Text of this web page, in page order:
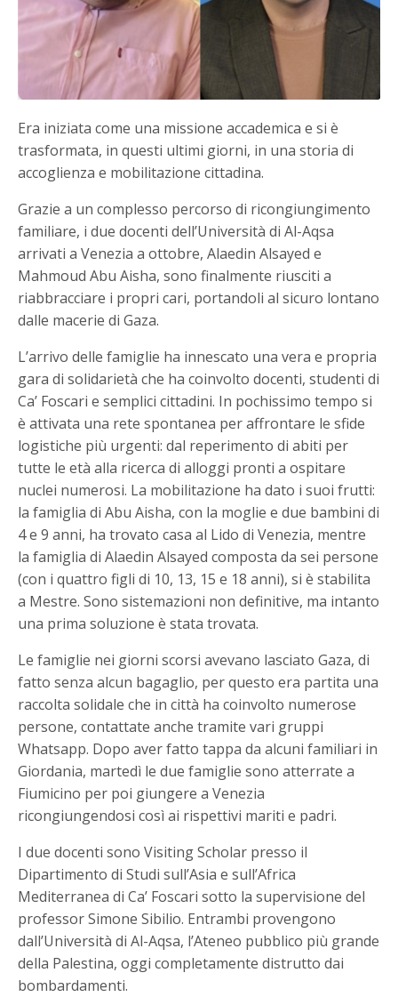
Era iniziata come una missione accademica e si è
trasformata, in questi ultimi giorni, in una storia di
accoglienza e mobilitazione cittadina.
Grazie a un complesso percorso di ricongiungimento
familiare, i due docenti dell’Università di Al-Aqsa
arrivati a Venezia a ottobre, Alaedin Alsayed e
Mahmoud Abu Aisha, sono finalmente riusciti a
riabbracciare i propri cari, portandoli al sicuro lontano
dalle macerie di Gaza.
L’arrivo delle famiglie ha innescato una vera e propria
gara di solidarietà che ha coinvolto docenti, studenti di
Ca’ Foscari e semplici cittadini. In pochissimo tempo si
è attivata una rete spontanea per affrontare le sfide
logistiche più urgenti: dal reperimento di abiti per
tutte le età alla ricerca di alloggi pronti a ospitare
nuclei numerosi. La mobilitazione ha dato i suoi frutti:
la famiglia di Abu Aisha, con la moglie e due bambini di
4 e 9 anni, ha trovato casa al Lido di Venezia, mentre
la famiglia di Alaedin Alsayed composta da sei persone
(con i quattro figli di 10, 13, 15 e 18 anni), si è stabilita
a Mestre. Sono sistemazioni non definitive, ma intanto
una prima soluzione è stata trovata.
Le famiglie nei giorni scorsi avevano lasciato Gaza, di
fatto senza alcun bagaglio, per questo era partita una
raccolta solidale che in città ha coinvolto numerose
persone, contattate anche tramite vari gruppi
Whatsapp. Dopo aver fatto tappa da alcuni familiari in
Giordania, martedì le due famiglie sono atterrate a
Fiumicino per poi giungere a Venezia
ricongiungendosi così ai rispettivi mariti e padri.
I due docenti sono Visiting Scholar presso il
Dipartimento di Studi sull’Asia e sull’Africa
Mediterranea di Ca’ Foscari sotto la supervisione del
professor Simone Sibilio. Entrambi provengono
dall’Università di Al-Aqsa, l’Ateneo pubblico più grande
della Palestina, oggi completamente distrutto dai
bombardamenti.